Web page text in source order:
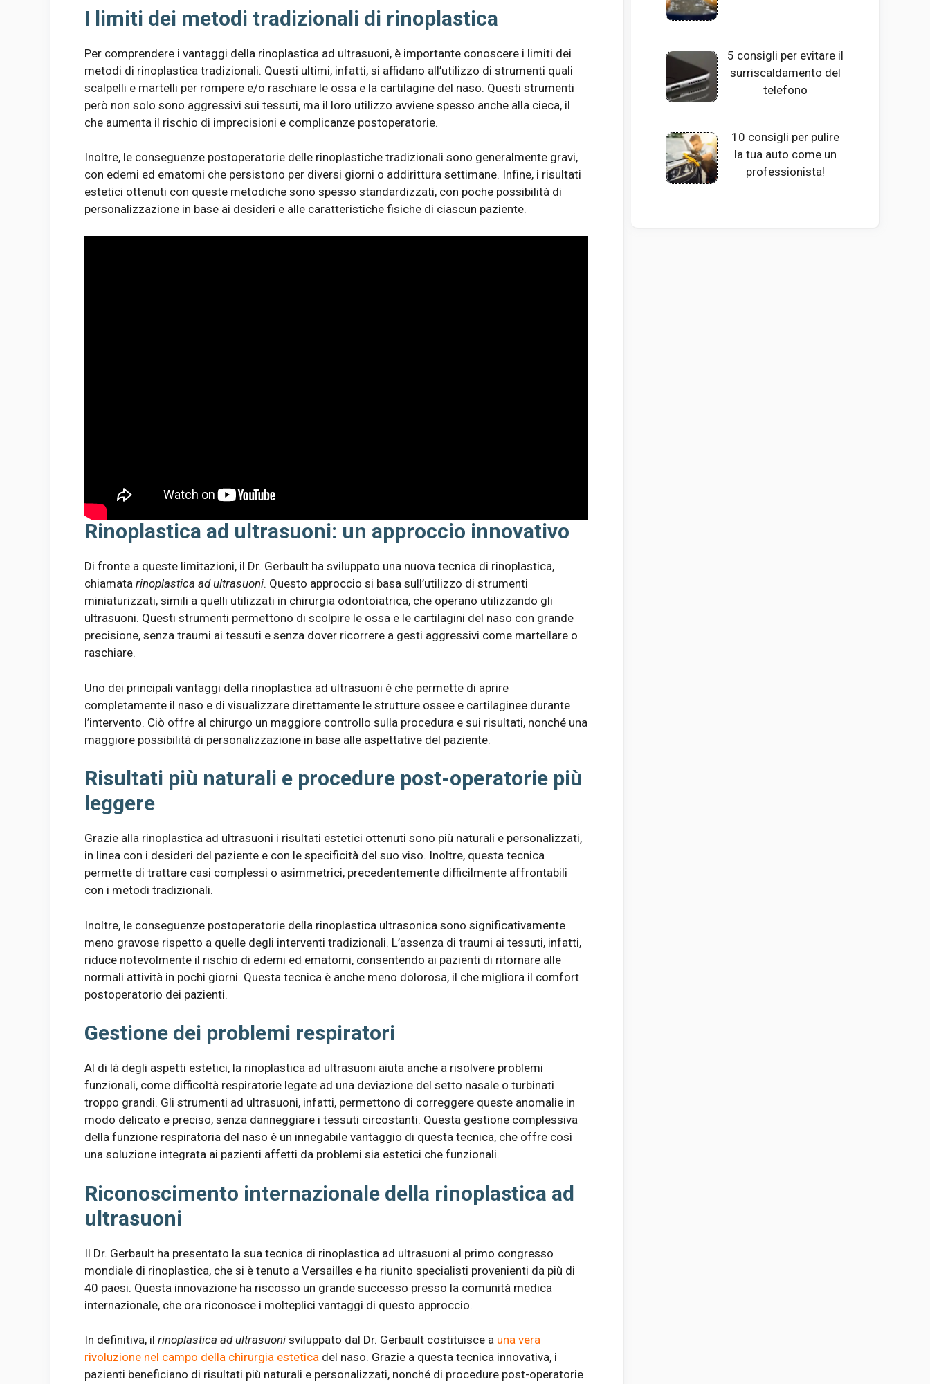
I limiti dei metodi tradizionali di rinoplastica
Per comprendere i vantaggi della rinoplastica ad ultrasuoni, è importante conoscere i limiti dei
metodi di rinoplastica tradizionali. Questi ultimi, infatti, si affidano all’utilizzo di strumenti quali
scalpelli e martelli per rompere e/o raschiare le ossa e la cartilagine del naso. Questi strumenti
però non solo sono aggressivi sui tessuti, ma il loro utilizzo avviene spesso anche alla cieca, il
che aumenta il rischio di imprecisioni e complicanze postoperatorie.
Inoltre, le conseguenze postoperatorie delle rinoplastiche tradizionali sono generalmente gravi,
con edemi ed ematomi che persistono per diversi giorni o addirittura settimane. Infine, i risultati
estetici ottenuti con queste metodiche sono spesso standardizzati, con poche possibilità di
personalizzazione in base ai desideri e alle caratteristiche fisiche di ciascun paziente.
Rinoplastica ad ultrasuoni: un approccio innovativo
Di fronte a queste limitazioni, il Dr. Gerbault ha sviluppato una nuova tecnica di rinoplastica,
chiamata rinoplastica ad ultrasuoni. Questo approccio si basa sull’utilizzo di strumenti
miniaturizzati, simili a quelli utilizzati in chirurgia odontoiatrica, che operano utilizzando gli
ultrasuoni. Questi strumenti permettono di scolpire le ossa e le cartilagini del naso con grande
precisione, senza traumi ai tessuti e senza dover ricorrere a gesti aggressivi come martellare o
raschiare.
Uno dei principali vantaggi della rinoplastica ad ultrasuoni è che permette di aprire
completamente il naso e di visualizzare direttamente le strutture ossee e cartilaginee durante
l’intervento. Ciò offre al chirurgo un maggiore controllo sulla procedura e sui risultati, nonché una
maggiore possibilità di personalizzazione in base alle aspettative del paziente.
Risultati più naturali e procedure post-operatorie più
leggere
Grazie alla rinoplastica ad ultrasuoni i risultati estetici ottenuti sono più naturali e personalizzati,
in linea con i desideri del paziente e con le specificità del suo viso. Inoltre, questa tecnica
permette di trattare casi complessi o asimmetrici, precedentemente difficilmente affrontabili
con i metodi tradizionali.
Inoltre, le conseguenze postoperatorie della rinoplastica ultrasonica sono significativamente
meno gravose rispetto a quelle degli interventi tradizionali. L’assenza di traumi ai tessuti, infatti,
riduce notevolmente il rischio di edemi ed ematomi, consentendo ai pazienti di ritornare alle
normali attività in pochi giorni. Questa tecnica è anche meno dolorosa, il che migliora il comfort
postoperatorio dei pazienti.
Gestione dei problemi respiratori
Al di là degli aspetti estetici, la rinoplastica ad ultrasuoni aiuta anche a risolvere problemi
funzionali, come difficoltà respiratorie legate ad una deviazione del setto nasale o turbinati
troppo grandi. Gli strumenti ad ultrasuoni, infatti, permettono di correggere queste anomalie in
modo delicato e preciso, senza danneggiare i tessuti circostanti. Questa gestione complessiva
della funzione respiratoria del naso è un innegabile vantaggio di questa tecnica, che offre così
una soluzione integrata ai pazienti affetti da problemi sia estetici che funzionali.
Riconoscimento internazionale della rinoplastica ad
ultrasuoni
Il Dr. Gerbault ha presentato la sua tecnica di rinoplastica ad ultrasuoni al primo congresso
mondiale di rinoplastica, che si è tenuto a Versailles e ha riunito specialisti provenienti da più di
40 paesi. Questa innovazione ha riscosso un grande successo presso la comunità medica
internazionale, che ora riconosce i molteplici vantaggi di questo approccio.
In definitiva, il rinoplastica ad ultrasuoni sviluppato dal Dr. Gerbault costituisce a una vera
rivoluzione nel campo della chirurgia estetica del naso. Grazie a questa tecnica innovativa, i
pazienti beneficiano di risultati più naturali e personalizzati, nonché di procedure post-operatorie
5 consigli per evitare il
surriscaldamento del
telefono
10 consigli per pulire
la tua auto come un
professionista!